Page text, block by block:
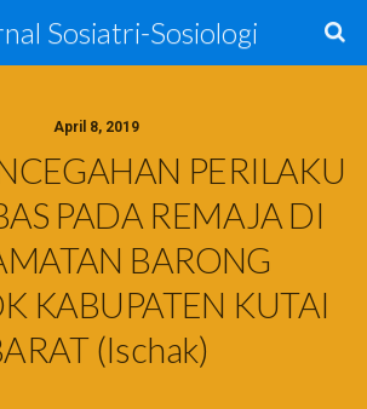
Sosiatri-Sosiologi
April 8, 2019
PERILAKU
PADA REMAJA DI
BARONG
KABUPATEN KUTAI
(Ischak)